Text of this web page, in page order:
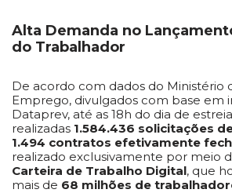
Alta Demanda no
do Trabalhador
De acordo com dados do Ministério
Emprego, divulgados com base em
Dataprev, até as 18h do dia de
realizadas 1.584.436 solicitações
1.494 contratos efetivamente
realizado exclusivamente por meio
Carteira de Trabalho Digital, que
mais de 68 milhões de